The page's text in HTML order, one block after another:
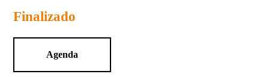
Finalizado
Agenda